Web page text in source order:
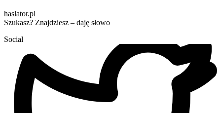
haslator.pl
Szukasz? Znajdziesz – daję słowo
Social